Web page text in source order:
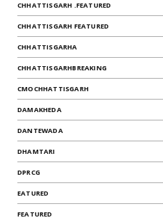
CHHATTISGARH .FEATURED
CHHATTISGARH FEATURED
CHHATTISGARHA
CHHATTISGARHBREAKING
CMOCHHATTISGARH
DAMAKHEDA
DANTEWADA
DHAMTARI
DPRCG
EATURED
FEATURED